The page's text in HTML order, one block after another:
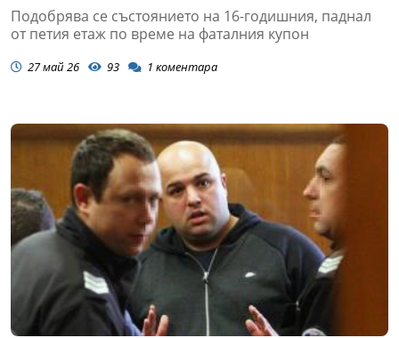
Подобрява се състоянието на 16-годишния, паднал
от петия етаж по време на фаталния купон
27 май 26 93 1 коментара